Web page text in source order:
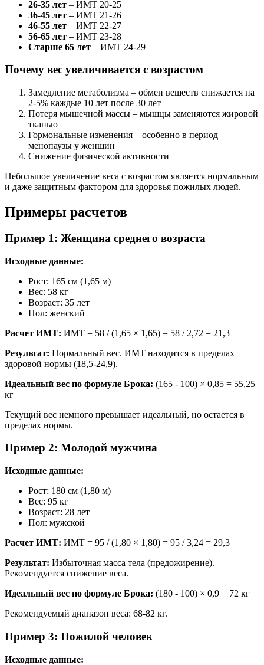
26-35 лет – ИМТ 20-25
36-45 лет – ИМТ 21-26
46-55 лет – ИМТ 22-27
56-65 лет – ИМТ 23-28
Старше 65 лет – ИМТ 24-29
Почему вес увеличивается с возрастом
Замедление метаболизма – обмен веществ снижается на
2-5% каждые 10 лет после 30 лет
Потеря мышечной массы – мышцы заменяются жировой
тканью
Гормональные изменения – особенно в период
менопаузы у женщин
Снижение физической активности
Небольшое увеличение веса с возрастом является нормальным
и даже защитным фактором для здоровья пожилых людей.
Примеры расчетов
Пример 1: Женщина среднего возраста
Исходные данные:
Рост: 165 см (1,65 м)
Вес: 58 кг
Возраст: 35 лет
Пол: женский
Расчет ИМТ: ИМТ = 58 / (1,65 × 1,65) = 58 / 2,72 = 21,3
Результат: Нормальный вес. ИМТ находится в пределах
здоровой нормы (18,5-24,9).
Идеальный вес по формуле Брока: (165 - 100) × 0,85 = 55,25
кг
Текущий вес немного превышает идеальный, но остается в
пределах нормы.
Пример 2: Молодой мужчина
Исходные данные:
Рост: 180 см (1,80 м)
Вес: 95 кг
Возраст: 28 лет
Пол: мужской
Расчет ИМТ: ИМТ = 95 / (1,80 × 1,80) = 95 / 3,24 = 29,3
Результат: Избыточная масса тела (предожирение).
Рекомендуется снижение веса.
Идеальный вес по формуле Брока: (180 - 100) × 0,9 = 72 кг
Рекомендуемый диапазон веса: 68-82 кг.
Пример 3: Пожилой человек
Исходные данные: